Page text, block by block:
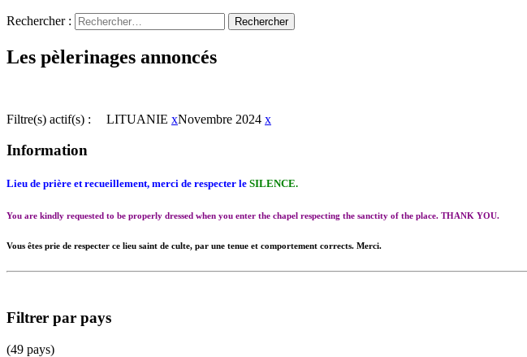
Rechercher :
Les pèlerinages annoncés
Filtre(s) actif(s) : LITUANIE xNovembre 2024 x
Information
Lieu de prière et recueillement, merci de respecter le SILENCE.
You are kindly requested to be properly dressed when you enter the chapel respecting the sanctity of the place. THANK YOU.
Vous êtes prie de respecter ce lieu saint de culte, par une tenue et comportement corrects. Merci.
Filtrer par pays
(49 pays)